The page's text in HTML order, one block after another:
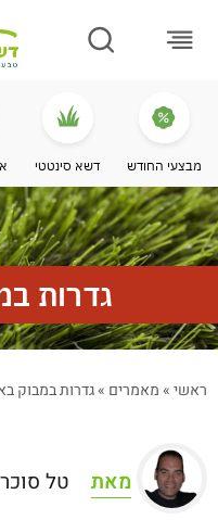
מבצעי החודש דשא סינטטי
גדרות
ראשי»מאמרים »גדרות במבוק
מאת
טל